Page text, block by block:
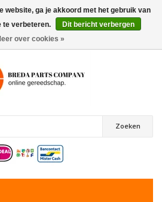
Zoeken
website, ga je akkoord met het gebruik van
te verbeteren.
Dit bericht verbergen
over cookies »